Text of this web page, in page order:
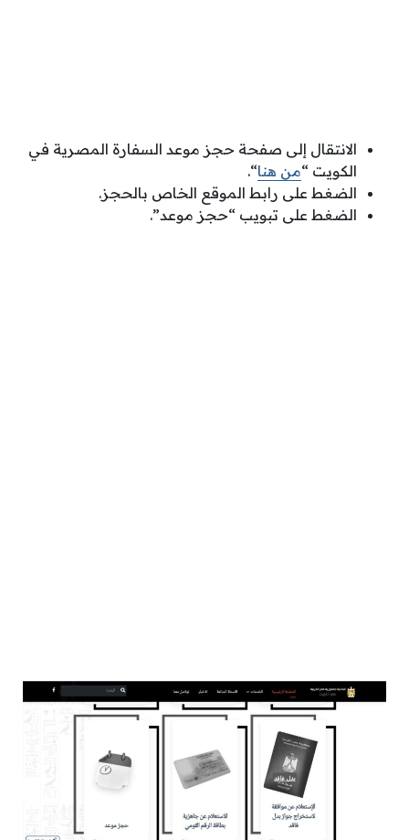
الانتقال إلى صفحة حجز موعد السفارة المصرية في
الكويت “من هنا“.
الضغط على رابط الموقع الخاص بالحجز.
الضغط على تبويب “حجز موعد”.